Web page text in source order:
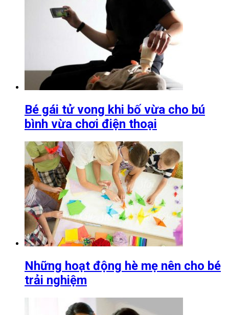
Bé gái tử vong khi bố vừa cho bú
bình vừa chơi điện thoại
Những hoạt động hè mẹ nên cho bé
trải nghiệm